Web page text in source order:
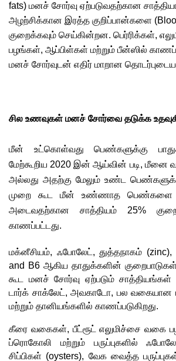
fats) மனச் சோர்வு ஏற்படுவதற்கான
அழற்சிக்கான இரத்த குறிப்பான்களை
குறைக்கவும் செய்கின்றன. பெர்ரிக்கள்,
பழங்கள், ஆப்பிள்கள் மற்றும் பீன்ஸில்
மனச் சோர்வுடன் எதிர் மாறான
சில உணவுகள் மனச் சோர்வை தடுக்க
மீன் உட்கொள்வது பெண்களுக்கு
மேற்கூறிய 2020 இன் ஆய்வின் படி, மீனை
அல்லது அதற்கு மேலும் உண்ட
முறை கூட மீன் உண்ணாத பெண்களை
அடைவதற்கான சாத்தியம் 25%
காணப்பட்டது.
மக்னீசியம், ஃபோலேட், துத்தநாகம்
and B6 ஆகிய தாதுக்களின்
கூட மனச் சோர்வு ஏற்படும்
டார்க் சாக்லேட், அவகாடோ, பல வகையான
மற்றும் தானியங்களில் காணப்படுகிறது.
கீரை வகைகள், பீட்ரூட் எலுமிச்சை வகை
ப்ரொகோலி மற்றும் பருப்புகளில்
சிப்பிகள் (oysters), வேக வைத்த